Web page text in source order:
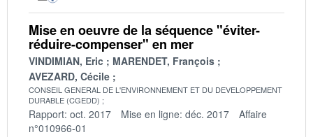
Mise en oeuvre de la séquence "éviter-
réduire-compenser" en mer
VINDIMIAN, Eric
MARENDET, François
AVEZARD, Cécile
CONSEIL GENERAL DE L'ENVIRONNEMENT ET DU DEVELOPPEMENT
DURABLE (CGEDD)
Rapport: oct. 2017 Mise en ligne: déc. 2017
Affaire
n°010966-01